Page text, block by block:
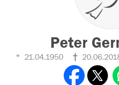
Peter
21.04.1950